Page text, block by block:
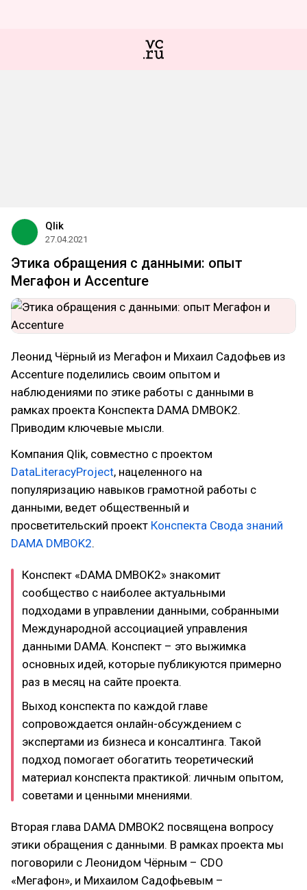
Qlik
27.04.2021
Этика обращения с данными: опыт
Мегафон и Accenture
Леонид Чёрный из Мегафон и Михаил Садофьев из
Accenture поделились своим опытом и
наблюдениями по этике работы с данными в
рамках проекта Конспекта DAMA DMBOK2.
Приводим ключевые мысли.
Компания Qlik, совместно с проектом
DataLiteracyProject, нацеленного на
популяризацию навыков грамотной работы с
данными, ведет общественный и
просветительский проект Конспекта Свода знаний
DAMA DMBOK2.
Конспект «DAMA DMBOK2» знакомит
сообщество с наиболее актуальными
подходами в управлении данными, собранными
Международной ассоциацией управления
данными DAMA. Конспект – это выжимка
основных идей, которые публикуются примерно
раз в месяц на сайте проекта.
Выход конспекта по каждой главе
сопровождается онлайн-обсуждением с
экспертами из бизнеса и консалтинга. Такой
подход помогает обогатить теоретический
материал конспекта практикой: личным опытом,
советами и ценными мнениями.
Вторая глава DAMA DMBOK2 посвящена вопросу
этики обращения с данными. В рамках проекта мы
поговорили с Леонидом Чёрным – CDO
«Мегафон», и Михаилом Садофьевым –